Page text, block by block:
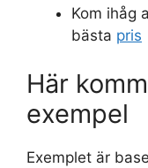
Kom ihåg
bästa pris
Här
exempel
Exemplet är